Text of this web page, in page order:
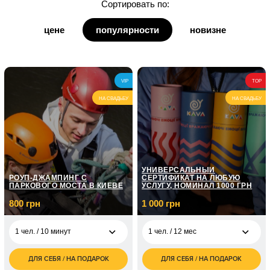
для дедушки
для бабушки
для кума
Сортировать по:
цене популярности новизне
VIP
НА СВАДЬБУ
РОУП-ДЖАМПИНГ С
ПАРКОВОГО МОСТА В КИЕВЕ
800 грн
1 чел. / 10 минут
ДЛЯ СЕБЯ / НА ПОДАРОК
TOP
НА СВАДЬБУ
УНИВЕРСАЛЬНЫЙ
СЕРТИФИКАТ НА ЛЮБУЮ
УСЛУГУ, НОМИНАЛ 1000 ГРН
1 000 грн
1 чел. / 12 мес
1 000
ДЛЯ СЕБЯ / НА ПОДАРОК